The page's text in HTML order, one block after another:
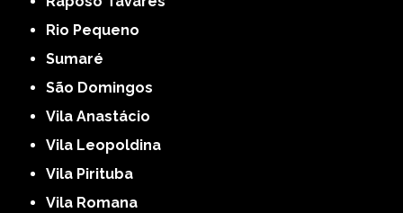
Rio Pequeno
Sumaré
São Domingos
Vila Anastácio
Vila Leopoldina
Vila Pirituba
Vila Romana